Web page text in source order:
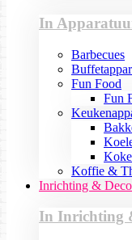
In
Barbecues
Fun Food
Fun
Koffie &
Inrichting &
In Inrichting